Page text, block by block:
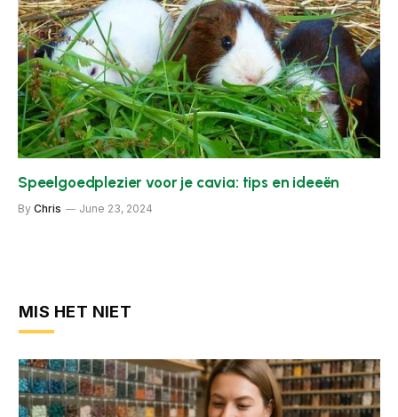
Speelgoedplezier voor je cavia: tips en ideeën
By Chris June 23, 2024
MIS HET NIET